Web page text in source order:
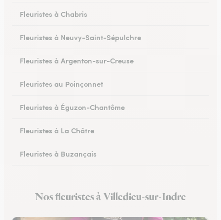
Fleuristes à Chabris
Fleuristes à Neuvy-Saint-Sépulchre
Fleuristes à Argenton-sur-Creuse
Fleuristes au Poinçonnet
Fleuristes à Éguzon-Chantôme
Fleuristes à La Châtre
Fleuristes à Buzançais
Nos fleuristes à Villedieu-sur-Indre